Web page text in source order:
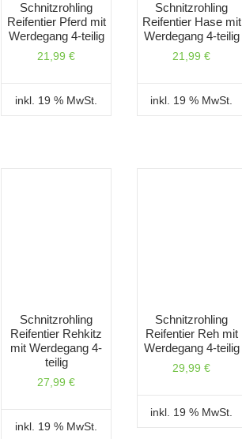
Schnitzrohling
Reifentier Pferd mit
Werdegang 4-teilig
21,99€
inkl. 19 % MwSt.
Schnitzrohling
Reifentier Hase mit
Werdegang 4-teilig
21,99€
inkl. 19 % MwSt.
Schnitzrohling
Reifentier Rehkitz
mit Werdegang 4-
teilig
27,99€
inkl. 19 % MwSt.
Schnitzrohling
Reifentier Reh mit
Werdegang 4-teilig
29,99€
inkl. 19 % MwSt.